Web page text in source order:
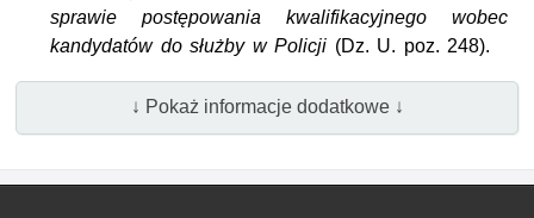
sprawie postępowania kwalifikacyjnego wobec
kandydatów do służby w Policji (Dz. U. poz. 248).
↓ Pokaż informacje dodatkowe ↓